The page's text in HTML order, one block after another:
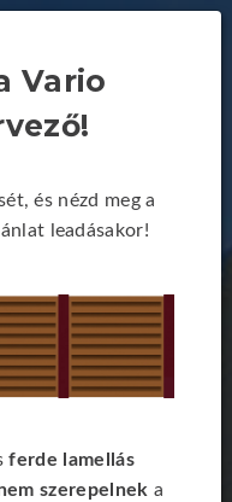
Vario
és nézd meg a
leadásakor!
ferde lamellás
szerepelnek a